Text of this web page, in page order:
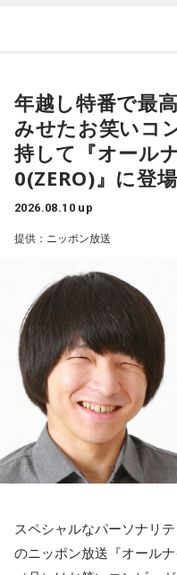
東海道新幹線の車内で聴
JR東海×FM802「DESIGN
FUN!FUN!FLOWER with
す！
新幹線移動中の耳のお供に♪
詳細はこちらから
番組のオープニングでは
たリスナーさんからの嬉
仲間と積み重ねてきた努
に、颯太氏も高校3年生の
ョンに挑戦していた当時
夢だったグループのメン
青春そのもの」と話すほ
出なんだそうです◎
さらに、小学生時代の同
ナーさんからのメッセー
に高校時代の仲良し4人
べて、ラウンドワンのス
だけで何時間も盛り上が
まま戻ってきたような時
たサッカーの集まりで、
ットサルチーム、シュラ
年越し特番で最
みせたお笑いコ
持して『オール
0(ZERO)』に登場
2026.08.10 up
提供：ニッポン放送
スペシャルなパーソナリ
のニッポン放送『オール